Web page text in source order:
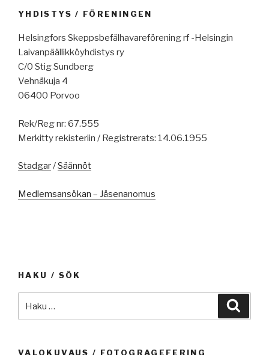
YHDISTYS / FÖRENINGEN
Helsingfors Skeppsbefälhavareförening rf -Helsingin
Laivanpäällikköyhdistys ry
C/0 Stig Sundberg
Vehnäkuja 4
06400 Porvoo
Rek/Reg nr: 67.555
Merkitty rekisteriin / Registrerats: 14.06.1955
Stadgar/Säännöt
Medlemsansökan – Jäsenanomus
HAKU / SÖK
VALOKUVAUS / FOTOGRAGEFERING